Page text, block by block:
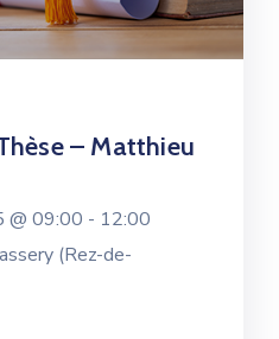
– Matthieu
@ 09:00 - 12:00
(Rez-de-